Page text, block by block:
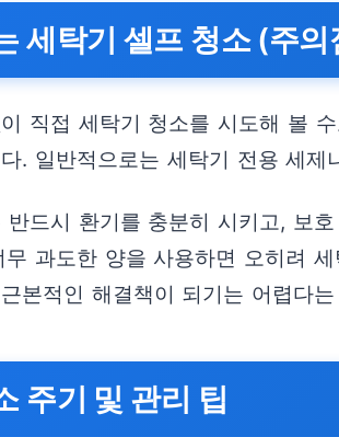
세탁기 셀프 청소 (주의
직접 세탁기 청소를 시도해 볼
. 일반적으로는 세탁기 전용 세
드시 환기를 충분히 시키고, 보
무 과도한 양을 사용하면 오히려
본적인 해결책이 되기는 어렵다
주기 및 관리 팁